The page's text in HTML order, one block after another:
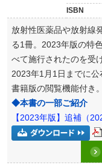
ISBN
放射性医薬品や放射線
る1冊。2023年版の特
べて施行されたのを受
2023年1月1日までに
書籍版の閲覧機能付き。
◆本書の一部ご紹介
【2023年版】追補（